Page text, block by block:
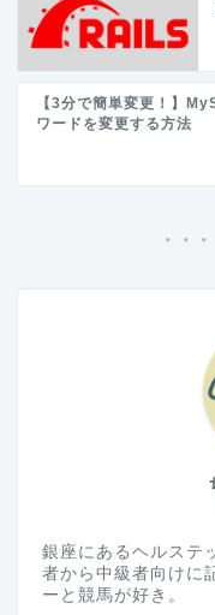
【3分で簡単変更！】
ワードを変更する方法
銀座にあるヘルステ
者から中級者向けに
ーと競馬が好き。